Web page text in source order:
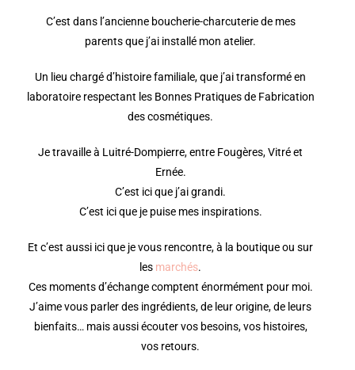
C’est dans l’ancienne boucherie-charcuterie de mes
parents que j’ai installé mon atelier.
Un lieu chargé d’histoire familiale, que j’ai transformé en
laboratoire respectant les Bonnes Pratiques de Fabrication
des cosmétiques.
Je travaille à Luitré-Dompierre, entre Fougères, Vitré et
Ernée.
C’est ici que j’ai grandi.
C’est ici que je puise mes inspirations.
Et c’est aussi ici que je vous rencontre, à la boutique ou sur
les marchés.
Ces moments d’échange comptent énormément pour moi.
J’aime vous parler des ingrédients, de leur origine, de leurs
bienfaits… mais aussi écouter vos besoins, vos histoires,
vos retours.